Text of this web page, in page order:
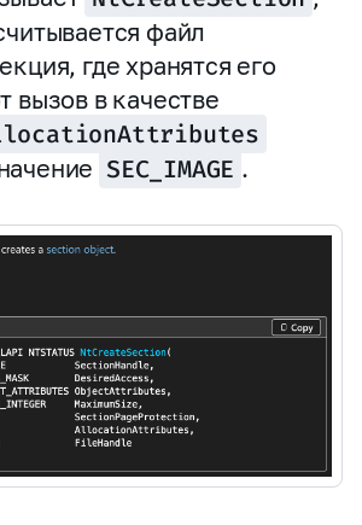
файл
где хранятся его
вызов в качестве
SEC_IMAGE .